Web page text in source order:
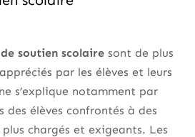
soutien scolaire sont de plus
par les élèves et leurs
s’explique notamment par
des élèves confrontés à des
chargés et exigeants. Les